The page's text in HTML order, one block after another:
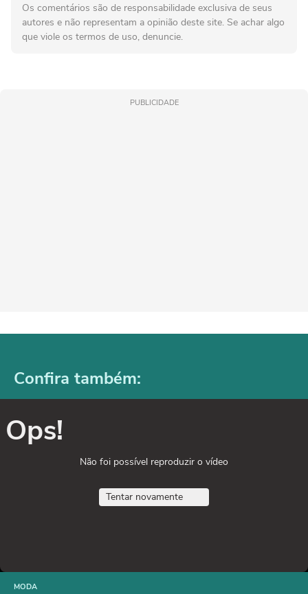
Os comentários são de responsabilidade exclusiva de seus
autores e não representam a opinião deste site. Se achar algo
que viole os termos de uso, denuncie.
PUBLICIDADE
Confira também:
Ops!
Não foi possível reproduzir o vídeo
Tentar novamente
MODA